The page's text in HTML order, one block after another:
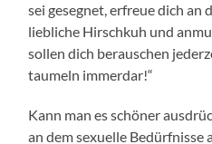
sei gesegnet, erfreue dich an
liebliche Hirschkuh und
sollen dich berauschen
taumeln immerdar!“
Kann man es schöner
an dem sexuelle Bedürfnisse